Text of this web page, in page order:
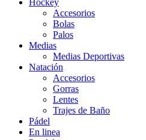
Accesorios
Bolas
Palos
Medias
Medias Deportivas
Natación
Accesorios
Gorras
Lentes
Trajes de Baño
Pádel
En linea